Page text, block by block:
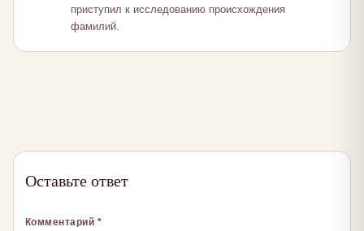
приступил к исследованию происхождения
фамилий.
Оставьте ответ
Комментарий *